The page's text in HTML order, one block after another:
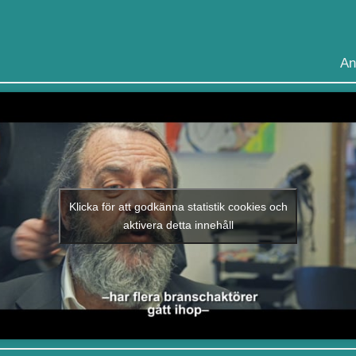
Klicka för att godkänna statistik cookies och
aktivera detta innehåll